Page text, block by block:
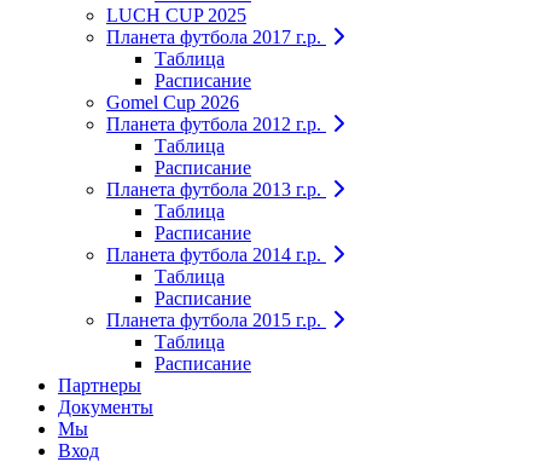
LUCH CUP 2025
Планета футбола 2017 г.р.
Таблица
Расписание
Gomel Cup 2026
Планета футбола 2012 г.р.
Таблица
Расписание
Планета футбола 2013 г.р.
Таблица
Расписание
Планета футбола 2014 г.р.
Таблица
Расписание
Планета футбола 2015 г.р.
Таблица
Расписание
Партнеры
Документы
Мы
Вход